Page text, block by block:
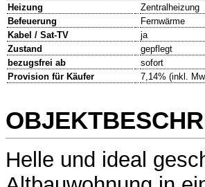
Heizung
Zentralheizung
Befeuerung
Fernwärme
Kabel / Sat-TV
ja
Zustand
gepflegt
bezugsfrei ab
sofort
Provision für Käufer
7,14% (inkl.
Helle und ideal